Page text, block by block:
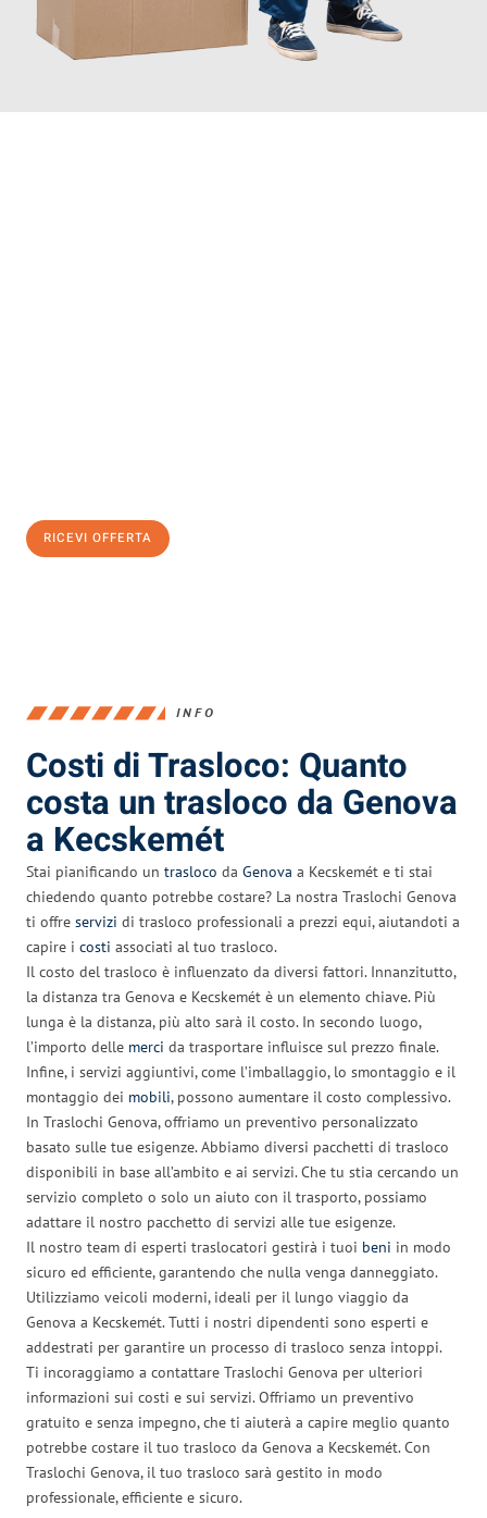
RICEVI OFFERTA
INFO
Costi di Trasloco: Quanto
costa un trasloco da Genova
a Kecskemét
Stai pianificando un trasloco da Genova a Kecskemét e ti stai
chiedendo quanto potrebbe costare? La nostra Traslochi Genova
ti offre servizi di trasloco professionali a prezzi equi, aiutandoti a
capire i costi associati al tuo trasloco.
Il costo del trasloco è influenzato da diversi fattori. Innanzitutto,
la distanza tra Genova e Kecskemét è un elemento chiave. Più
lunga è la distanza, più alto sarà il costo. In secondo luogo,
l’importo delle merci da trasportare influisce sul prezzo finale.
Infine, i servizi aggiuntivi, come l’imballaggio, lo smontaggio e il
montaggio dei mobili, possono aumentare il costo complessivo.
In Traslochi Genova, offriamo un preventivo personalizzato
basato sulle tue esigenze. Abbiamo diversi pacchetti di trasloco
disponibili in base all’ambito e ai servizi. Che tu stia cercando un
servizio completo o solo un aiuto con il trasporto, possiamo
adattare il nostro pacchetto di servizi alle tue esigenze.
Il nostro team di esperti traslocatori gestirà i tuoi beni in modo
sicuro ed efficiente, garantendo che nulla venga danneggiato.
Utilizziamo veicoli moderni, ideali per il lungo viaggio da
Genova a Kecskemét. Tutti i nostri dipendenti sono esperti e
addestrati per garantire un processo di trasloco senza intoppi.
Ti incoraggiamo a contattare Traslochi Genova per ulteriori
informazioni sui costi e sui servizi. Offriamo un preventivo
gratuito e senza impegno, che ti aiuterà a capire meglio quanto
potrebbe costare il tuo trasloco da Genova a Kecskemét. Con
Traslochi Genova, il tuo trasloco sarà gestito in modo
professionale, efficiente e sicuro.